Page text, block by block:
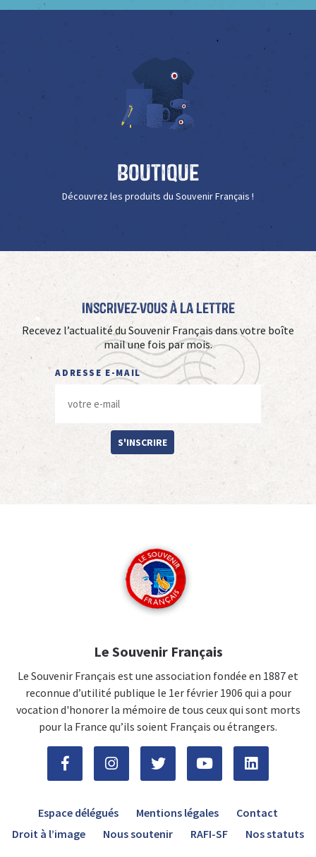
Boutique
Découvrez les produits du Souvenir Français !
Inscrivez-vous à La Lettre
Recevez l’actualité du Souvenir Français dans votre boîte
mail une fois par mois.
ADRESSE E-MAIL
S'INSCRIRE
Le Souvenir Français
Le Souvenir Français est une association fondée en 1887 et
reconnue d’utilité publique le 1er février 1906 qui a pour
vocation d'honorer la mémoire de tous ceux qui sont morts
pour la France qu’ils soient Français ou étrangers.
Espace délégués Mentions légales
Contact
Droit à l’image
Nous soutenir RAFI-SF Nos statuts